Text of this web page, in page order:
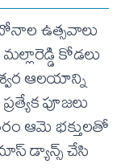
ఉత్సవాలు
కోడలు
ఆలయాన్ని
పూజలు
ఆమె భక్తులతో
డ్యాన్స్ చేసి